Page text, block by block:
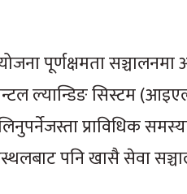
पूर्णक्षमता
ल्यान्डिङ सिस्टम
प्राविधिक
पनि खासै सेवा